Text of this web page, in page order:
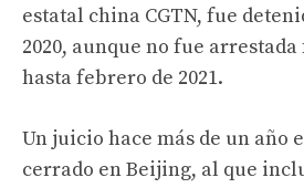
estatal china CGTN, fue
2020, aunque no fue
hasta febrero de 2021.
Un juicio hace más de un año
cerrado en Beijing, al que